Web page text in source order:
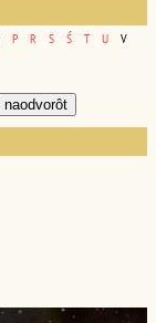
P R S Ś T U
V